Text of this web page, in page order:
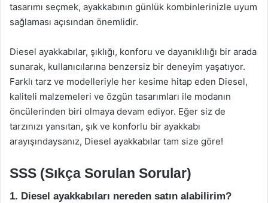
tasarımı seçmek, ayakkabının günlük kombinlerinizle uyum
sağlaması açısından önemlidir.
Diesel ayakkabılar, şıklığı, konforu ve dayanıklılığı bir arada
sunarak, kullanıcılarına benzersiz bir deneyim yaşatıyor.
Farklı tarz ve modelleriyle her kesime hitap eden Diesel,
kaliteli malzemeleri ve özgün tasarımları ile modanın
öncülerinden biri olmaya devam ediyor. Eğer siz de
tarzınızı yansıtan, şık ve konforlu bir ayakkabı
arayışındaysanız, Diesel ayakkabılar tam size göre!
SSS (Sıkça Sorulan Sorular)
1. Diesel ayakkabıları nereden satın alabilirim?